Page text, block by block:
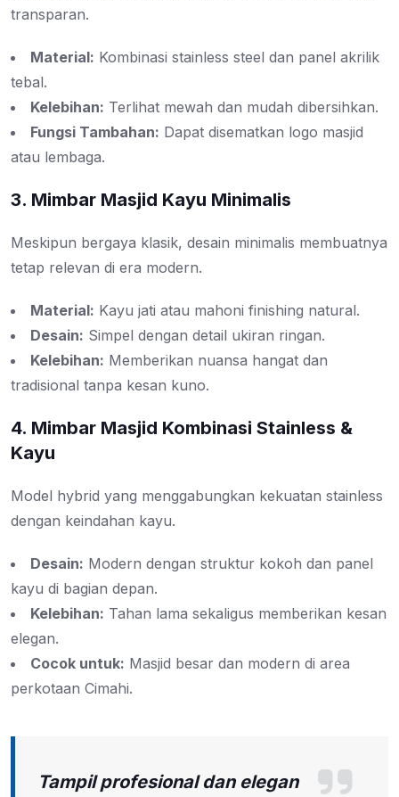
transparan.
Material: Kombinasi stainless steel dan panel akrilik
tebal.
Kelebihan: Terlihat mewah dan mudah dibersihkan.
Fungsi Tambahan: Dapat disematkan logo masjid
atau lembaga.
3. Mimbar Masjid Kayu Minimalis
Meskipun bergaya klasik, desain minimalis membuatnya
tetap relevan di era modern.
Material: Kayu jati atau mahoni finishing natural.
Desain: Simpel dengan detail ukiran ringan.
Kelebihan: Memberikan nuansa hangat dan
tradisional tanpa kesan kuno.
4. Mimbar Masjid Kombinasi Stainless &
Kayu
Model hybrid yang menggabungkan kekuatan stainless
dengan keindahan kayu.
Desain: Modern dengan struktur kokoh dan panel
kayu di bagian depan.
Kelebihan: Tahan lama sekaligus memberikan kesan
elegan.
Cocok untuk: Masjid besar dan modern di area
perkotaan Cimahi.
Tampil profesional dan elegan